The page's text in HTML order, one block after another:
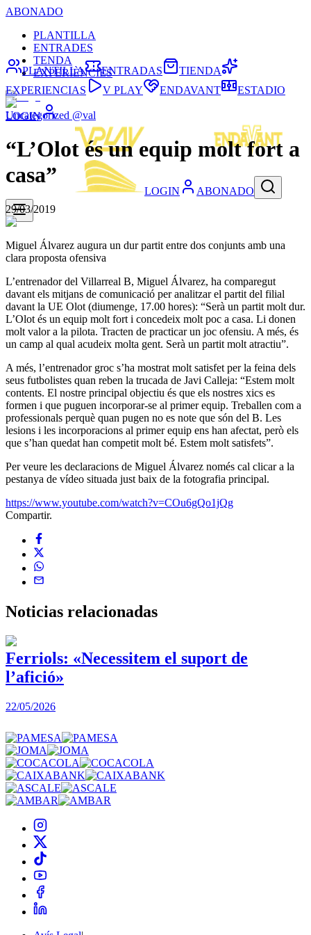
ABONADO
PLANTILLA
ENTRADES
TENDA
EXPERIÈNCIES
LOGIN
LOGIN ABONADO
PLANTILLA ENTRADAS
TIENDA
EXPERIENCIAS
V PLAY ENDAVANT ESTADIO
Uncategorized @val
“L’Olot és un equip molt fort a
casa”
29/03/2019
Miguel Álvarez augura un dur partit entre dos conjunts amb una
clara proposta ofensiva
L’entrenador del Villarreal B, Miguel Álvarez, ha comparegut
davant els mitjans de comunicació per analitzar el partit del filial
davant la UE Olot (diumenge, 17.00 hores): “Serà un partit molt dur.
L’Olot és un equip molt fort i concedeix molt poc a casa. Li donen
molt valor a la pilota. Tracten de practicar un joc ofensiu. A més, és
un camp al qual acudeix molta gent. Serà un partit molt atractiu”.
A més, l’entrenador groc s’ha mostrat molt satisfet per la feina dels
seus futbolistes quan reben la trucada de Javi Calleja: “Estem molt
contents. El nostre principal objectiu és que els nostres xics es
formen i que puguen incorporar-se al primer equip. Treballen com a
professionals perquè quan pugen no es note que són del B. Les
lesions i les incorporacions al primer equip ens han afectat, però els
que s’han quedat han competit molt bé. Estem molt satisfets”.
Per veure les declaracions de Miguel Álvarez només cal clicar a la
pestanya de vídeo situada just baix de la fotografia principal.
https://www.youtube.com/watch?v=COu6gQo1jQg
Compartir.
Noticias relacionadas
Ferriols: «Necessitem el suport de
l’afició»
22/05/2026